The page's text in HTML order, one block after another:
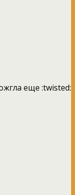
еще :twisted: